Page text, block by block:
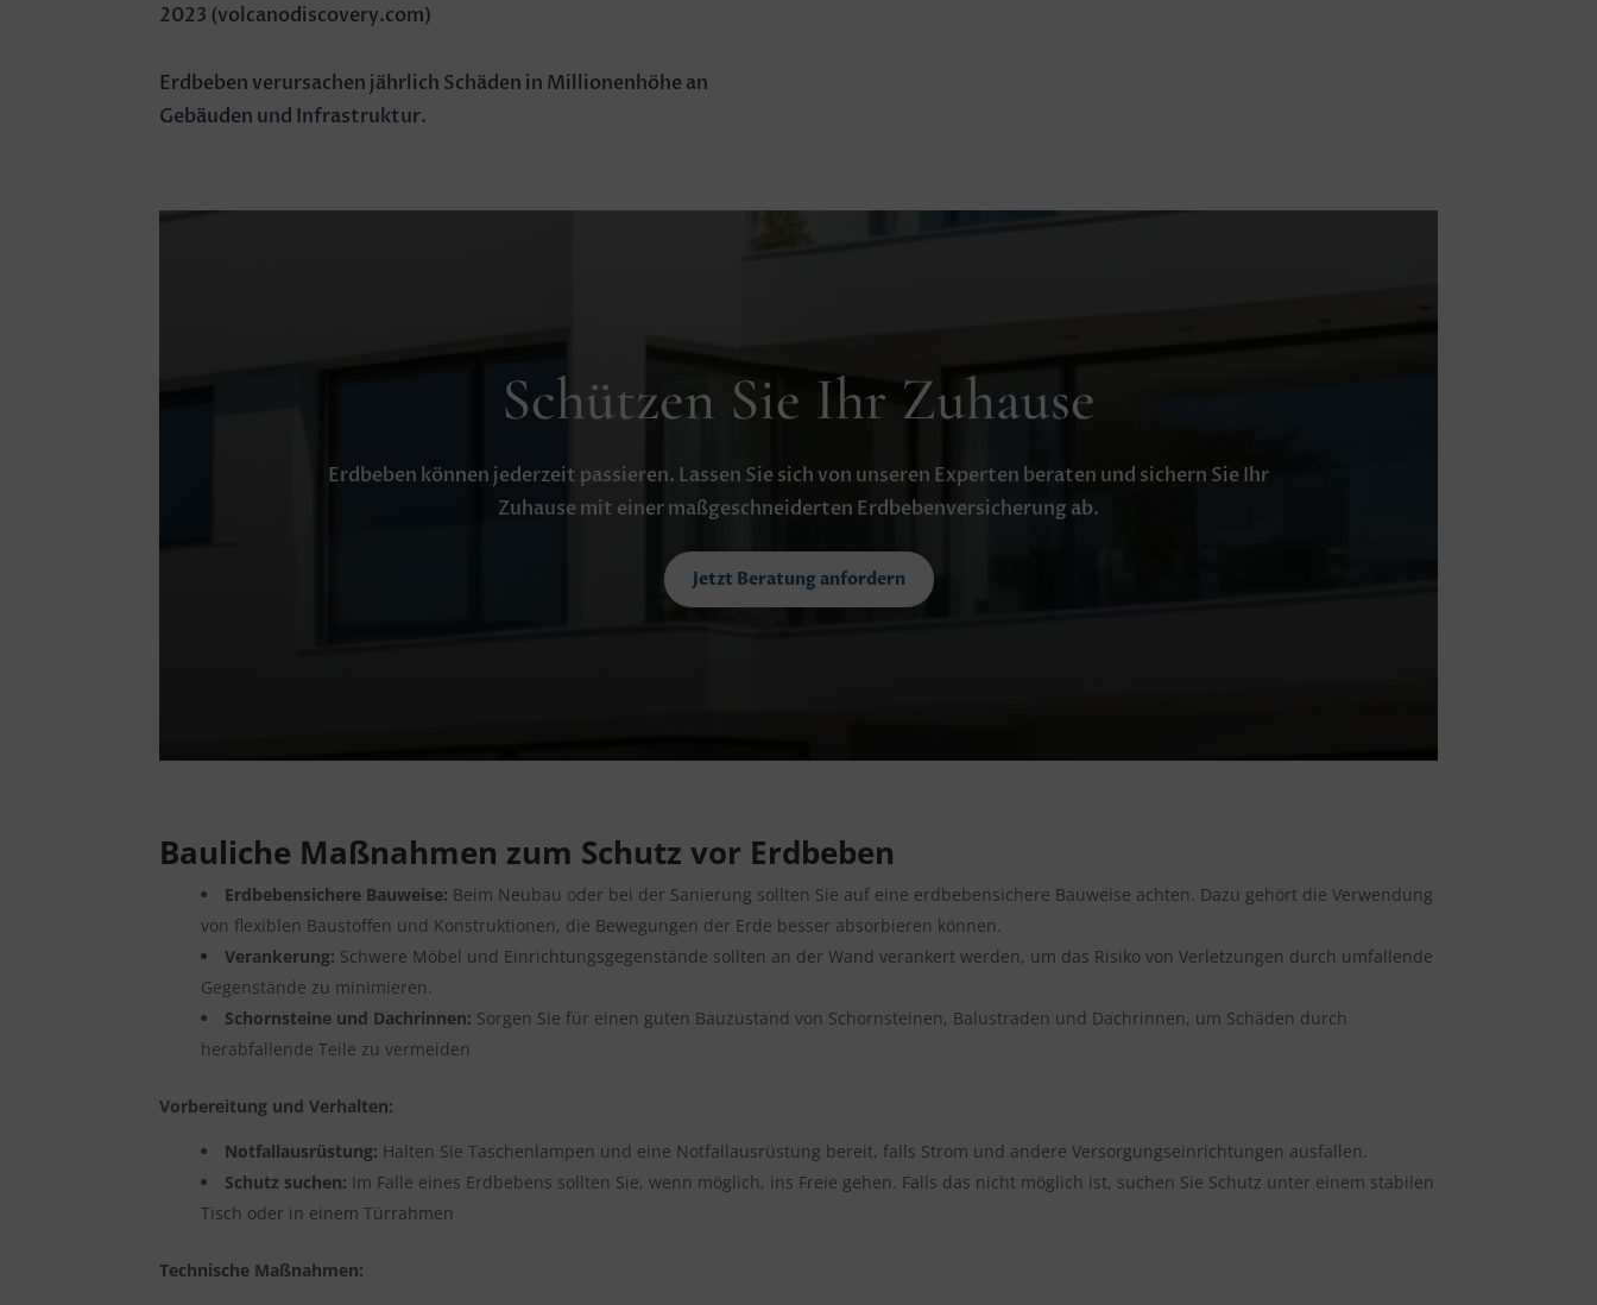
2023 (volcanodiscovery.com)
Erdbeben verursachen jährlich Schäden in Millionenhöhe an
Gebäuden und Infrastruktur.
Schützen Sie Ihr Zuhause
Erdbeben können jederzeit passieren. Lassen Sie sich von unseren Experten beraten und sichern Sie Ihr
Zuhause mit einer maßgeschneiderten Erdbebenversicherung ab.
Jetzt Beratung anfordern
Bauliche Maßnahmen zum Schutz vor Erdbeben
Erdbebensichere Bauweise: Beim Neubau oder bei der Sanierung sollten Sie auf eine erdbebensichere Bauweise achten. Dazu gehört die Verwendung
von flexiblen Baustoffen und Konstruktionen, die Bewegungen der Erde besser absorbieren können.
Verankerung: Schwere Möbel und Einrichtungsgegenstände sollten an der Wand verankert werden, um das Risiko von Verletzungen durch umfallende
Gegenstände zu minimieren.
Schornsteine und Dachrinnen: Sorgen Sie für einen guten Bauzustand von Schornsteinen, Balustraden und Dachrinnen, um Schäden durch
herabfallende Teile zu vermeiden
Vorbereitung und Verhalten:
Notfallausrüstung: Halten Sie Taschenlampen und eine Notfallausrüstung bereit, falls Strom und andere Versorgungseinrichtungen ausfallen.
Schutz suchen: Im Falle eines Erdbebens sollten Sie, wenn möglich, ins Freie gehen. Falls das nicht möglich ist, suchen Sie Schutz unter einem stabilen
Tisch oder in einem Türrahmen
Technische Maßnahmen: